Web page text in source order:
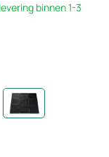
binnen 1-3